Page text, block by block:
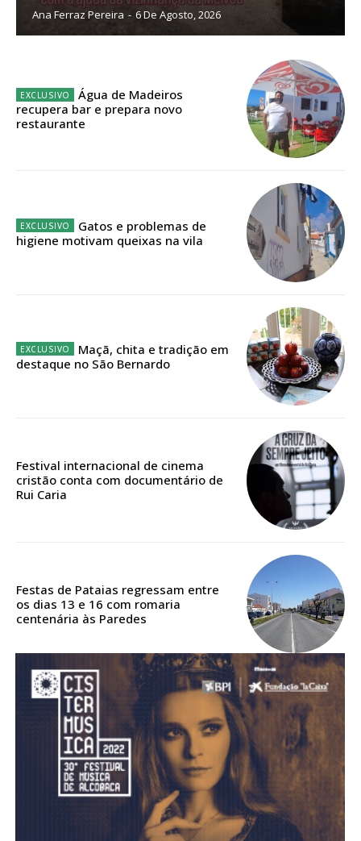
Sendo assinante terá acesso a todos os conteúdos exclusivos e versões
12 meses
Edição em papel entregue à Quinta-feira em sua
Acesso ao conteúdo online
Acesso aos conteúdos Exclusivos para
16€
Acesso ao conteúdo online
Acesso aos conteúdos Exclusivos para
assinantes
Ofertas para assinatura anual
Escolha o plano
Ana Ferraz Pereira - 6 De Agosto, 2026
Água de Madeiros
recupera bar e prepara novo
restaurante
Gatos e problemas de
higiene motivam queixas na vila
Maçã, chita e tradição em
destaque no São Bernardo
Festival internacional de cinema
cristão conta com documentário de
Rui Caria
Festas de Pataias regressam entre
os dias 13 e 16 com romaria
centenária às Paredes